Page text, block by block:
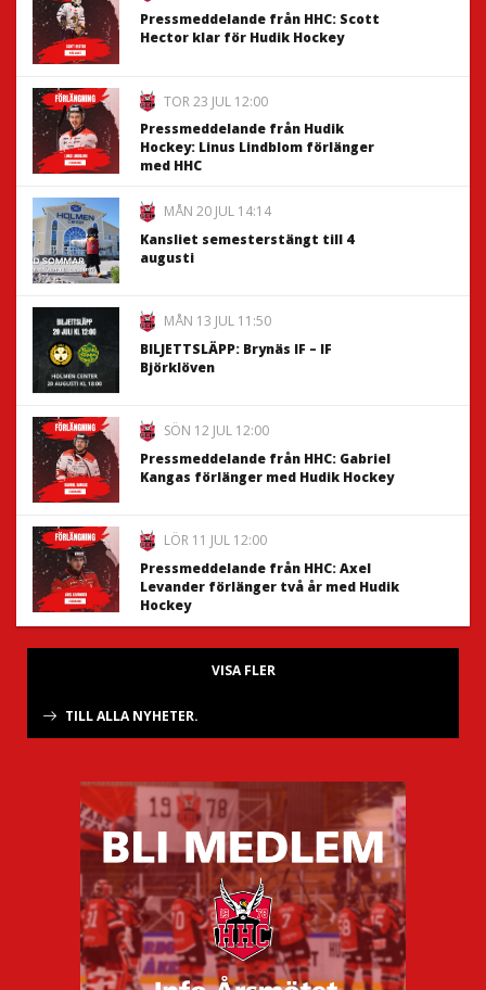
Pressmeddelande från HHC: Scott
Hector klar för Hudik Hockey
TOR 23 JUL 12:00
Pressmeddelande från Hudik
Hockey: Linus Lindblom förlänger
med HHC
MÅN 20 JUL 14:14
Kansliet semesterstängt till 4
augusti
MÅN 13 JUL 11:50
BILJETTSLÄPP: Brynäs IF – IF
Björklöven
SÖN 12 JUL 12:00
Pressmeddelande från HHC: Gabriel
Kangas förlänger med Hudik Hockey
LÖR 11 JUL 12:00
Pressmeddelande från HHC: Axel
Levander förlänger två år med Hudik
Hockey
VISA FLER
TILL ALLA NYHETER.